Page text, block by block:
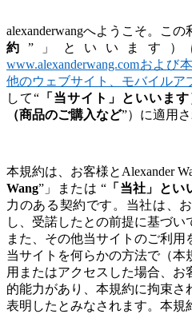
alexanderwangへようこそ。こ
約 ”」といいます）
www.alexanderwang.comおよ
他のウェブサイト、モバイルア
して“ 「当サイト」といいま
（商品のご購入など”）に適用さ
本規約は、お客様とAlexander
Wang”」または “「当社」とい
力のある契約です。当社は、
し、受諾したとの前提に基づい
また、その他当サイトのご利用
当サイトを何らかの方法で（本
用またはアクセスした場合、
的能力があり、 本規約に拘束さ
表明したとみなされます。 本規